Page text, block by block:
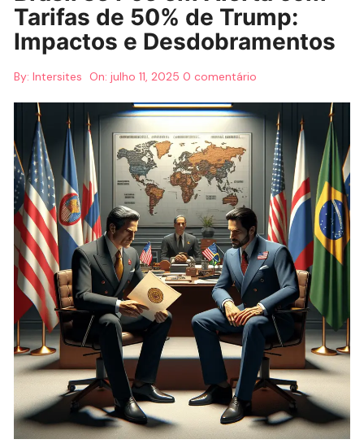
Tarifas de 50% de Trump:
Impactos e Desdobramentos
By: Intersites On:julho 11, 2025 0 comentário